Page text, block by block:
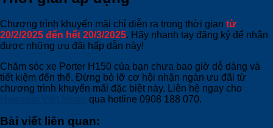
Chương trình khuyến mãi chỉ diễn ra trong thời gian từ
20/2/2025 đến hết 20/3/2025. Hãy nhanh tay đăng ký để nhận
được những ưu đãi hấp dẫn này!
Chăm sóc xe Porter H150 của bạn chưa bao giờ dễ dàng và
tiết kiệm đến thế. Đừng bỏ lỡ cơ hội nhận ngàn ưu đãi từ
chương trình khuyến mãi đặc biệt này. Liên hệ ngay cho
qua hotline 0908 188 070.
Bài viết liên quan: